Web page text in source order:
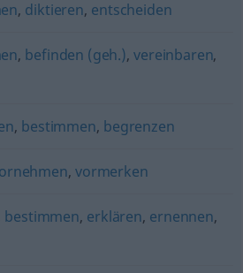
, diktieren, entscheiden
, befinden (geh.),vereinbaren,
, bestimmen, begrenzen
,vormerken
bestimmen, erklären, ernennen,